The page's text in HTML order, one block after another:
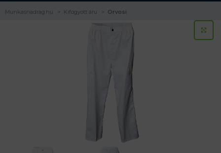
Munkasnadrag.hu Kifogyott áru Orvosi